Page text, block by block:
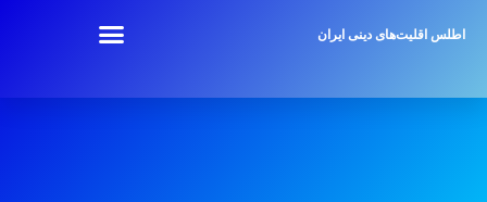
اطلس اقلیت‌های دینی ایران